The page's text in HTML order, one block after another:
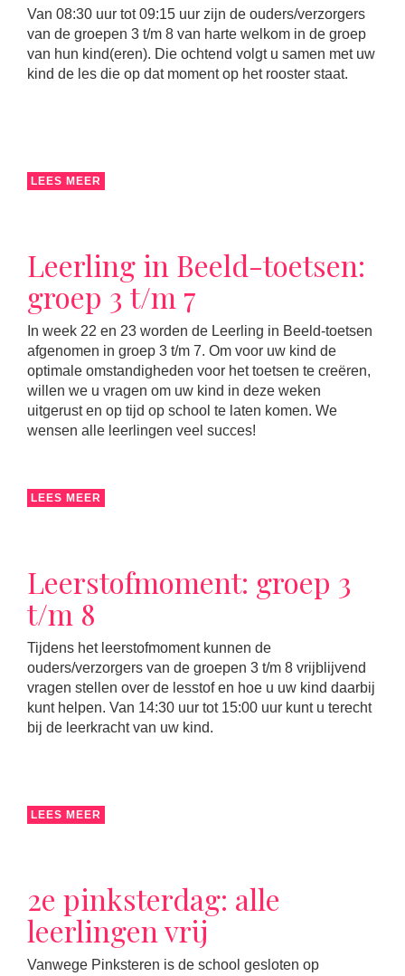
Van 08:30 uur tot 09:15 uur zijn de ouders/verzorgers
van de groepen 3 t/m 8 van harte welkom in de groep
van hun kind(eren). Die ochtend volgt u samen met uw
kind de les die op dat moment op het rooster staat.
LEES MEER
Leerling in Beeld-toetsen:
groep 3 t/m 7
In week 22 en 23 worden de Leerling in Beeld-toetsen
afgenomen in groep 3 t/m 7. Om voor uw kind de
optimale omstandigheden voor het toetsen te creëren,
willen we u vragen om uw kind in deze weken
uitgerust en op tijd op school te laten komen. We
wensen alle leerlingen veel succes!
LEES MEER
Leerstofmoment: groep 3
t/m 8
Tijdens het leerstofmoment kunnen de
ouders/verzorgers van de groepen 3 t/m 8 vrijblijvend
vragen stellen over de lesstof en hoe u uw kind daarbij
kunt helpen. Van 14:30 uur tot 15:00 uur kunt u terecht
bij de leerkracht van uw kind.
LEES MEER
2e pinksterdag: alle
leerlingen vrij
Vanwege Pinksteren is de school gesloten op